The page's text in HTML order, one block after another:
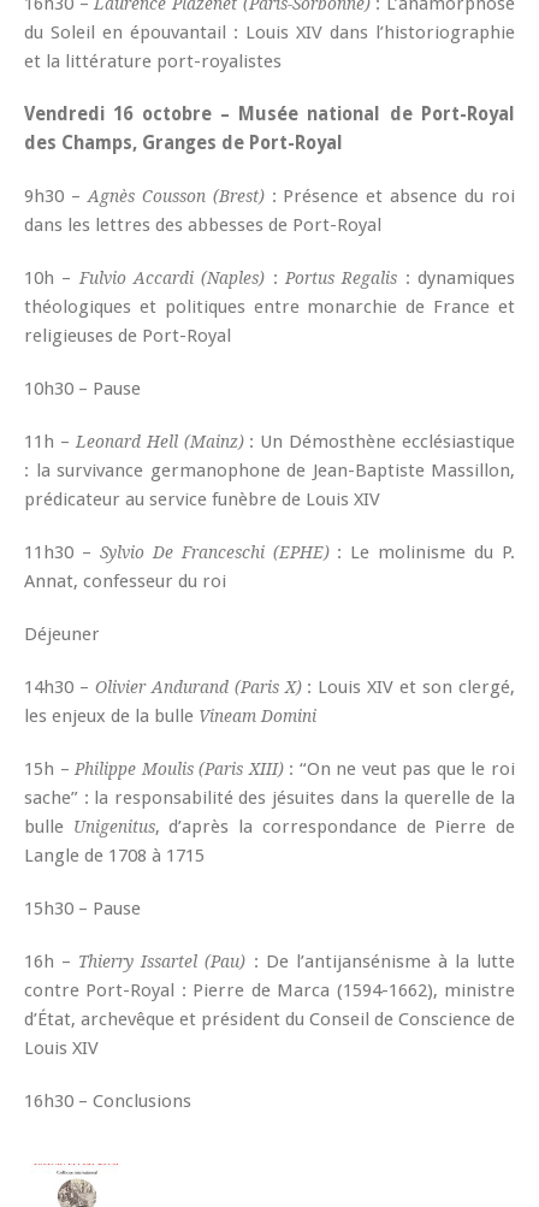
du Soleil en épouvantail : Louis XIV dans l’historiographie
et la littérature port-royalistes
Vendredi 16 octobre – Musée national de Port-Royal
des Champs, Granges de Port-Royal
9h30 –Agnès Cousson (Brest): Présence et absence du roi
dans les lettres des abbesses de Port-Royal
10h –Fulvio Accardi (Naples) :Portus Regalis : dynamiques
théologiques et politiques entre monarchie de France et
religieuses de Port-Royal
10h30 – Pause
11h – Leonard Hell (Mainz): Un Démosthène ecclésiastique
: la survivance germanophone de Jean-Baptiste Massillon,
prédicateur au service funèbre de Louis XIV
11h30 – Sylvio De Franceschi (EPHE): Le molinisme du P.
Annat, confesseur du roi
Déjeuner
14h30 – Olivier Andurand (Paris X): Louis XIV et son clergé,
les enjeux de la bulle Vineam Domini
15h –Philippe Moulis (Paris XIII): “On ne veut pas que le roi
sache” : la responsabilité des jésuites dans la querelle de la
bulle Unigenitus, d’après la correspondance de Pierre de
Langle de 1708 à 1715
15h30 – Pause
16h – Thierry Issartel (Pau) : De l’antijansénisme à la lutte
contre Port-Royal : Pierre de Marca (1594-1662), ministre
d’État, archevêque et président du Conseil de Conscience de
Louis XIV
16h30 – Conclusions